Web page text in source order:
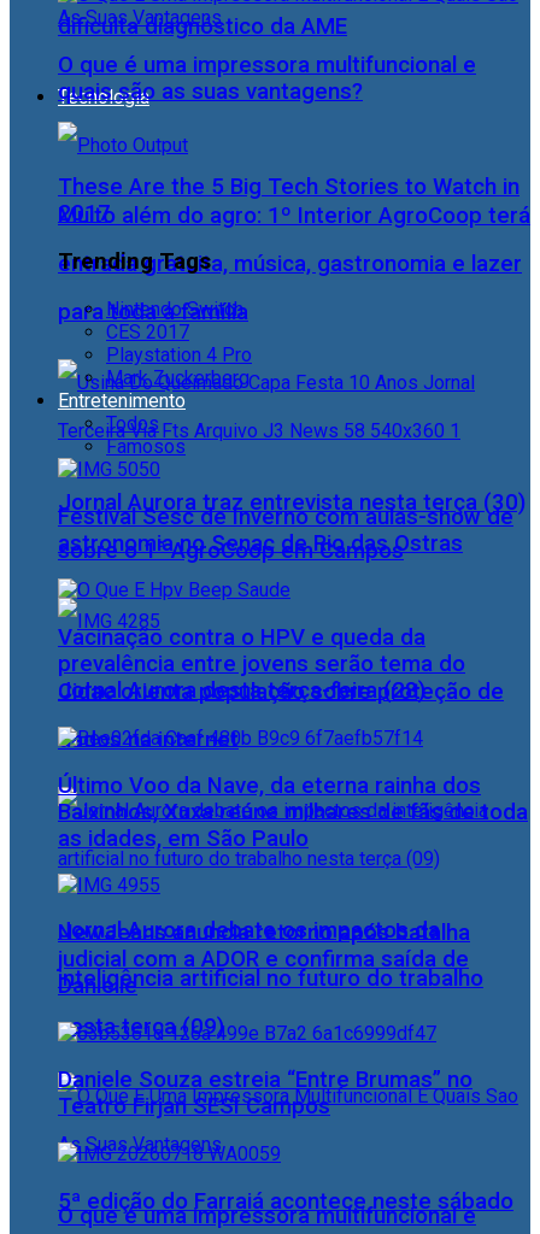
dificulta diagnóstico da AME
Tecnologia
Muito além do agro: 1º Interior AgroCoop terá
entrada gratuita, música, gastronomia e lazer
para toda a família
Jornal Aurora traz entrevista nesta terça (30)
sobre o 1° AgroCoop em Campos
Cidac orienta população sobre proteção de
dados na internet
Jornal Aurora debate os impactos da
inteligência artificial no futuro do trabalho
nesta terça (09)
O que é uma impressora multifuncional e
O que é uma impressora multifuncional e
quais são as suas vantagens?
These Are the 5 Big Tech Stories to Watch in
2017
Trending Tags
Nintendo Switch
CES 2017
Playstation 4 Pro
Mark Zuckerberg
Entretenimento
Todos
Famosos
Festival Sesc de Inverno com aulas-show de
astronomia no Senac de Rio das Ostras
Vacinação contra o HPV e queda da
prevalência entre jovens serão tema do
Jornal Aurora desta terça-feira (28)
Último Voo da Nave, da eterna rainha dos
Baixinhos, Xuxa reúne milhares de fãs de toda
as idades, em São Paulo
NewJeans anuncia retorno após batalha
judicial com a ADOR e confirma saída de
Danielle
Daniele Souza estreia “Entre Brumas” no
Teatro Firjan SESI Campos
5ª edição do Farraiá acontece neste sábado